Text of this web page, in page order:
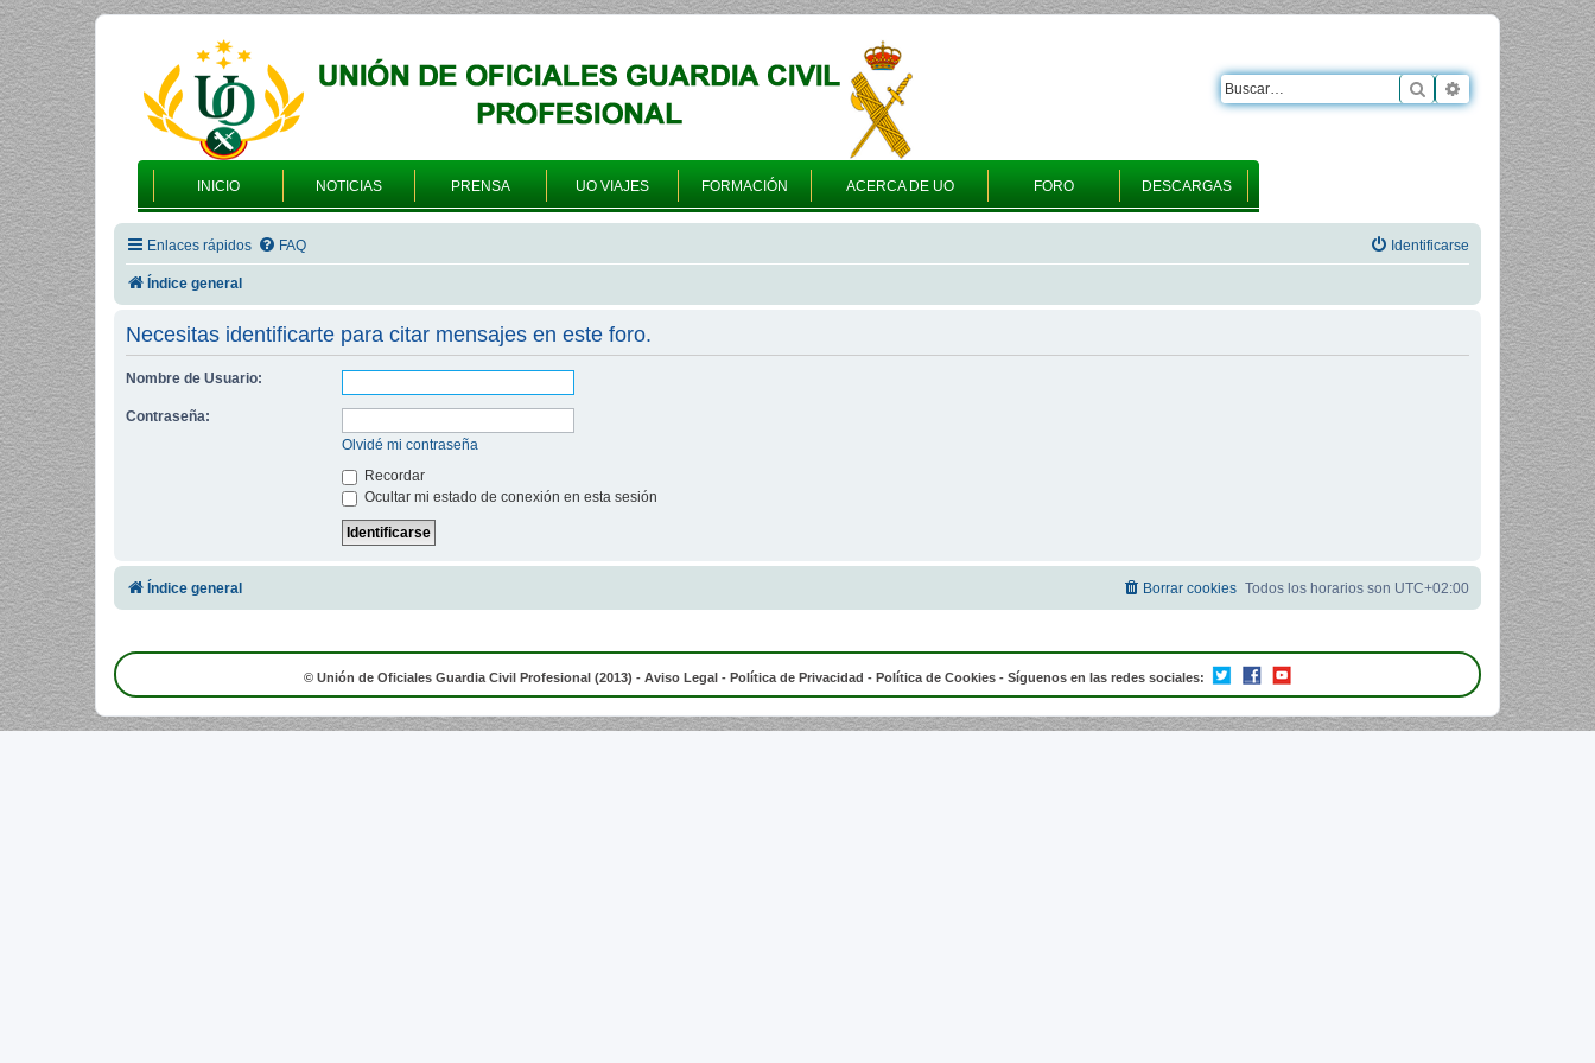
INICIO NOTICIAS PRENSA UO VIAJES FORMACIÓN ACERCA DE UO FORO DESCARGAS
Buscar Búsqueda
Enlaces rápidos FAQ Identificarse
Índice general
Necesitas identificarte para citar mensajes en este foro.
Nombre de Usuario:
Contraseña:
Olvidé mi contraseña
Recordar
Ocultar mi estado de conexión en esta sesión
Índice general Todos los horarios son UTC+02:00
Borrar cookies
© Unión de Oficiales Guardia Civil Profesional (2013) - Aviso Legal - Política de Privacidad - Política de Cookies - Síguenos en las redes sociales: